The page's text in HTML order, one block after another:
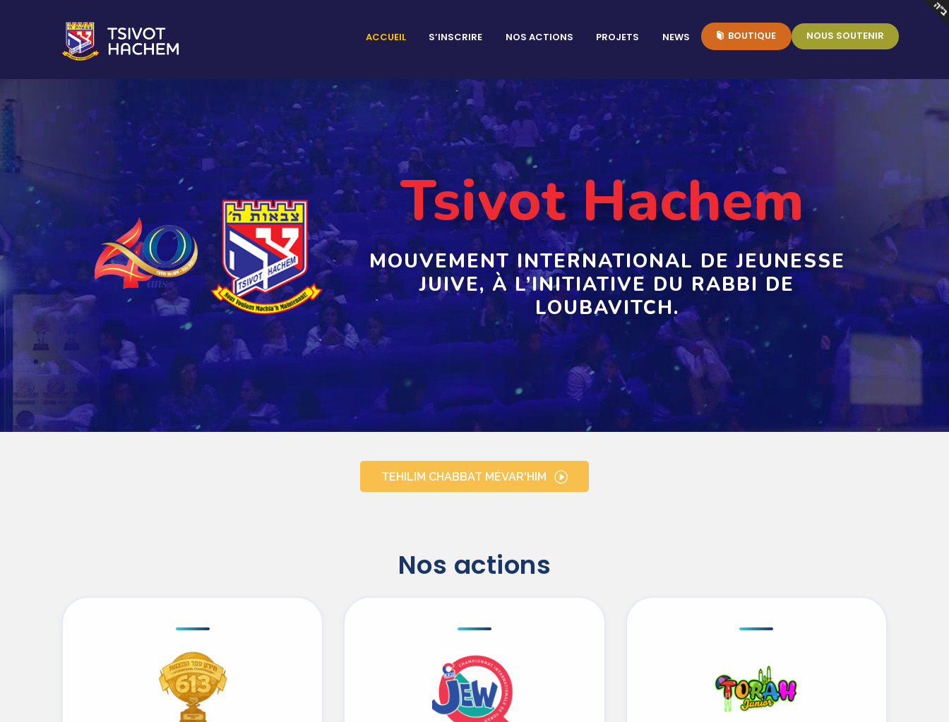
ACCUEIL S’INSCRIRE NOS ACTIONS PROJETS NEWS BOUTIQUE NOUS SOUTENIR
Tsivot Hachem
MOUVEMENT INTERNATIONAL DE JEUNESSE
JUIVE, À L’INITIATIVE DU RABBI DE
LOUBAVITCH.
TEHILIM CHABBAT MÉVAR'HIM
Nos actions